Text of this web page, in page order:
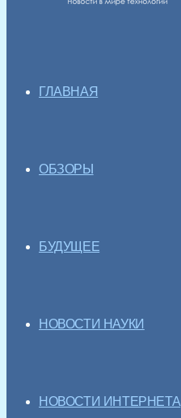
ГЛАВНАЯ
ОБЗОРЫ
БУДУЩЕЕ
НОВОСТИ НАУКИ
НОВОСТИ ИНТЕРНЕТА